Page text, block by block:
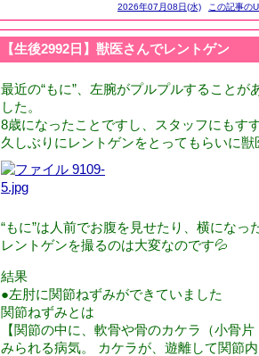
2026年07月08日(水) この記事の
【生後2992日】獣医さんでレントゲン
最近の“もに”、左腕がプルプルすることが
した。
8歳になったことですし、スタッフにもす
久しぶりにレントゲンをとってもらいに
“もに”は人前でお腹を見せたり、横になっ
レントゲンを撮るのは大変なのです💦
結果
●左肘に関節ねずみができていました
関節ねずみとは
【関節の中に、軟骨や骨のカケラ（小骨
みられる病気。 カケラが、遊離して関節